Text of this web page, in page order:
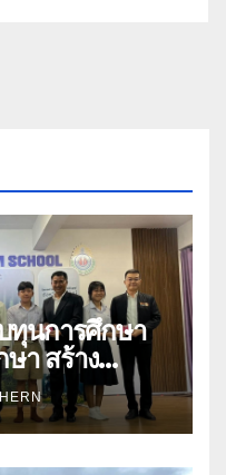
ทุนการศึกษา
ษา สร้าง
ละเยาวชน